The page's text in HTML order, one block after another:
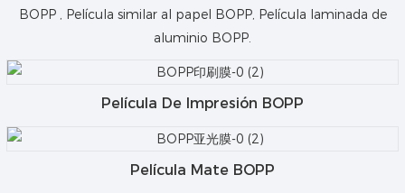
BOPP , Película similar al papel BOPP, Película laminada de
aluminio BOPP.
Película De Impresión BOPP
Película Mate BOPP